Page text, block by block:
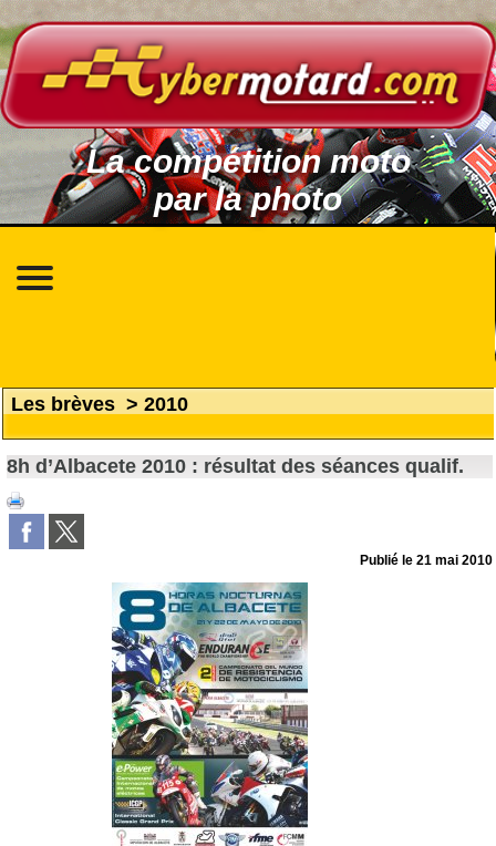
La compétition moto
par la photo
Les brèves > 2010
8h d’Albacete 2010 : résultat des séances qualif.
Publié le21 mai 2010